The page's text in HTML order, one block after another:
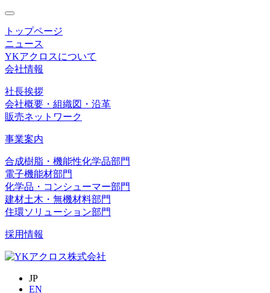
toggle
navigation
トップページ
ニュース
YKアクロスについて
会社情報
社長挨拶
会社概要・組織図・沿革
販売ネットワーク
事業案内
合成樹脂・機能性化学品部門
電子機能材部門
化学品・コンシューマー部門
建材土木・無機材料部門
住環ソリューション部門
採用情報
JP
EN